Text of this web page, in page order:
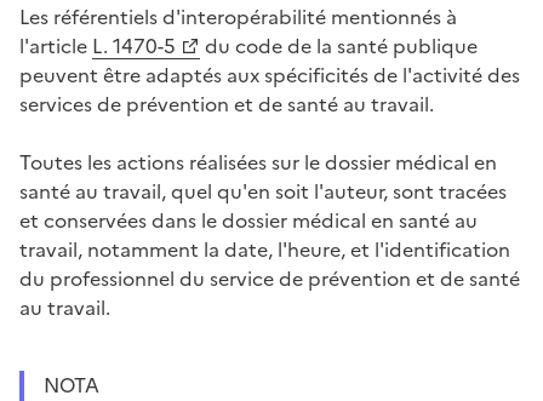
Les référentiels d'interopérabilité mentionnés à
l'article L. 1470-5
du code de la santé publique
peuvent être adaptés aux spécificités de l'activité des
services de prévention et de santé au travail.
Toutes les actions réalisées sur le dossier médical en
santé au travail, quel qu'en soit l'auteur, sont tracées
et conservées dans le dossier médical en santé au
travail, notamment la date, l'heure, et l'identification
du professionnel du service de prévention et de santé
au travail.
NOTA